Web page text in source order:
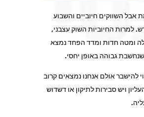
אבל השווקים חיוביים והשבוע
למרות החיוביות השוק עצבני,
ומטה חדות ומדד הפחד נמצא
להישבר אולם אנחנו נמצאים קרוב
ויש סבירות לתיקון או דשדוש